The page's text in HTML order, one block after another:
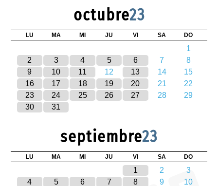
octubre23
LU MA MI JU VI SA DO
1
2
3 4 5 6 7
8
9
10 11 12 13 14
15
16
17 18 19 20 21
22
23
24 25 26 27 28
29
30
31
septiembre23
LU MA MI JU VI SA DO
1 2
3
4
5 6 7 8 9
10